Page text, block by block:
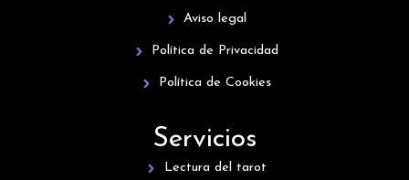
m
Aviso legal
Política de Privacidad
Política de Cookies
Servicios
Lectura del tarot